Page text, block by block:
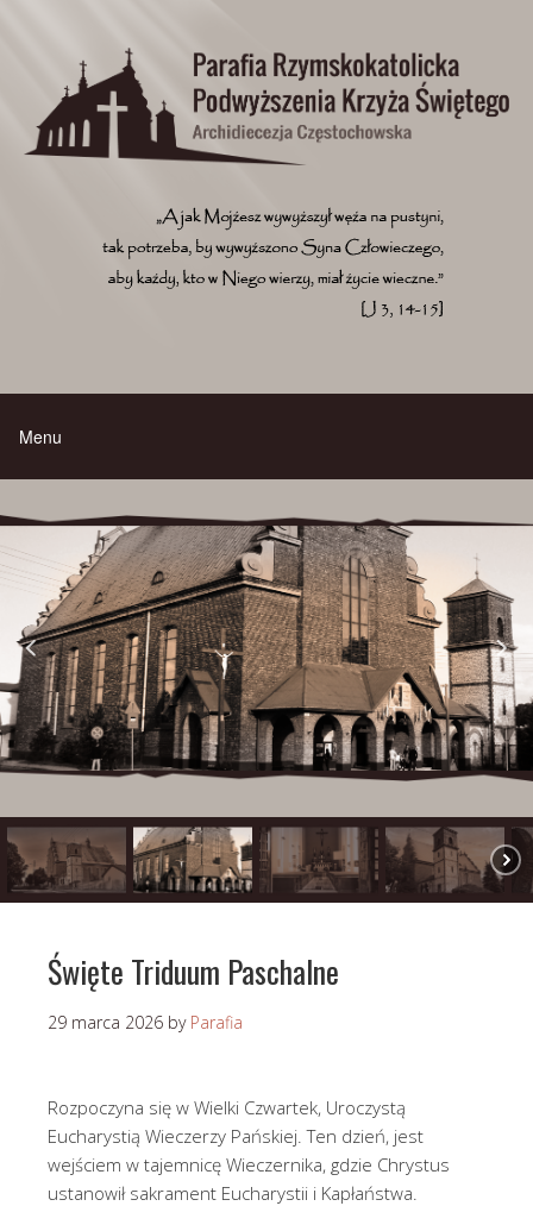
Święte Triduum Paschalne
29 marca 2026 by Parafia
Rozpoczyna się w Wielki Czwartek, Uroczystą
Eucharystią Wieczerzy Pańskiej. Ten dzień, jest
wejściem w tajemnicę Wieczernika, gdzie Chrystus
ustanowił sakrament Eucharystii i Kapłaństwa.